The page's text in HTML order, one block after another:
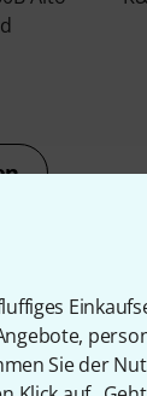
Sie der